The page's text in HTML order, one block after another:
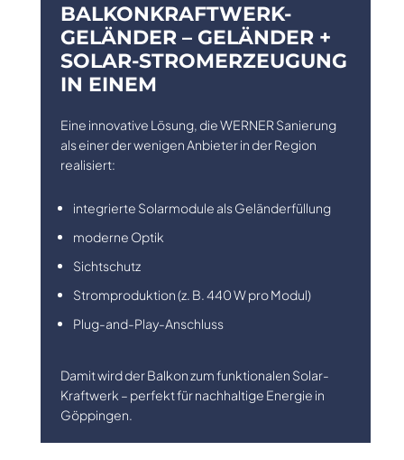
BALKONKRAFTWERK-
GELÄNDER – GELÄNDER +
SOLAR-STROMERZEUGUNG
IN EINEM
Eine innovative Lösung, die WERNER Sanierung
als einer der wenigen Anbieter in der Region
realisiert:
integrierte Solarmodule als Geländerfüllung
moderne Optik
Sichtschutz
Stromproduktion (z. B. 440 W pro Modul)
Plug-and-Play-Anschluss
Damit wird der Balkon zum funktionalen Solar-
Kraftwerk – perfekt für nachhaltige Energie in
Göppingen.